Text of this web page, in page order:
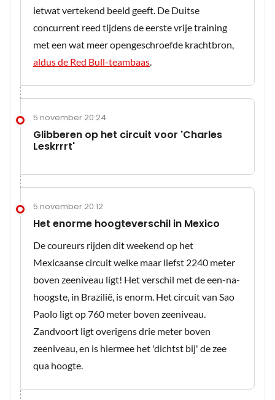
ietwat vertekend beeld geeft. De Duitse
concurrent reed tijdens de eerste vrije training
met een wat meer opengeschroefde krachtbron,
aldus de Red Bull-teambaas.
5 november 20:24
Glibberen op het circuit voor 'Charles
Leskrrrt'
5 november 20:12
Het enorme hoogteverschil in Mexico
De coureurs rijden dit weekend op het
Mexicaanse circuit welke maar liefst 2240 meter
boven zeeniveau ligt! Het verschil met de een-na-
hoogste, in Brazilië, is enorm. Het circuit van Sao
Paolo ligt op 760 meter boven zeeniveau.
Zandvoort ligt overigens drie meter boven
zeeniveau, en is hiermee het 'dichtst bij' de zee
qua hoogte.